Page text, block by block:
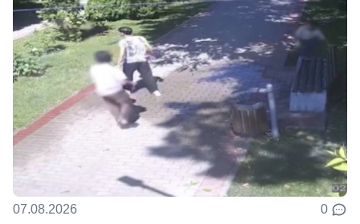
07.08.2026 0